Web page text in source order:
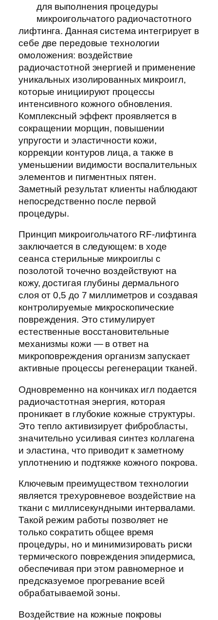
для выполнения процедуры
микроигольчатого радиочастотного
лифтинга. Данная система интегрирует в
себе две передовые технологии
омоложения: воздействие
радиочастотной энергией и применение
уникальных изолированных микроигл,
которые инициируют процессы
интенсивного кожного обновления.
Комплексный эффект проявляется в
сокращении морщин, повышении
упругости и эластичности кожи,
коррекции контуров лица, а также в
уменьшении видимости воспалительных
элементов и пигментных пятен.
Заметный результат клиенты наблюдают
непосредственно после первой
процедуры.
Принцип микроигольчатого RF-лифтинга
заключается в следующем: в ходе
сеанса стерильные микроиглы с
позолотой точечно воздействуют на
кожу, достигая глубины дермального
слоя от 0,5 до 7 миллиметров и создавая
контролируемые микроскопические
повреждения. Это стимулирует
естественные восстановительные
механизмы кожи — в ответ на
микроповреждения организм запускает
активные процессы регенерации тканей.
Одновременно на кончиках игл подается
радиочастотная энергия, которая
проникает в глубокие кожные структуры.
Это тепло активизирует фибробласты,
значительно усиливая синтез коллагена
и эластина, что приводит к заметному
уплотнению и подтяжке кожного покрова.
Ключевым преимуществом технологии
является трехуровневое воздействие на
ткани с миллисекундными интервалами.
Такой режим работы позволяет не
только сократить общее время
процедуры, но и минимизировать риски
термического повреждения эпидермиса,
обеспечивая при этом равномерное и
предсказуемое прогревание всей
обрабатываемой зоны.
Воздействие на кожные покровы